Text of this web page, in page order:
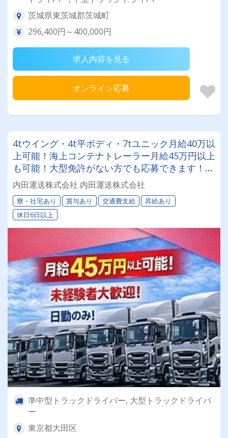
茨城県東茨城郡茨城町
296,400円～400,000円
求人内容を見る
オンライン応募
4tウイング・4t平ボディ・7tユニック月給40万以
上可能！海上コンテナトレーラー月給45万円以上
も可能！大型免許がない方でも応募できます！深
夜早朝勤務なし！専属車！遠方応募OK！面接交
通費支給！
内田運送株式会社 内田運送株式会社
寮・社宅あり 賞与あり 交通費支給
昇給あり
休日6日以上
準中型トラックドライバー, 大型トラックドライバ
ー
東京都大田区